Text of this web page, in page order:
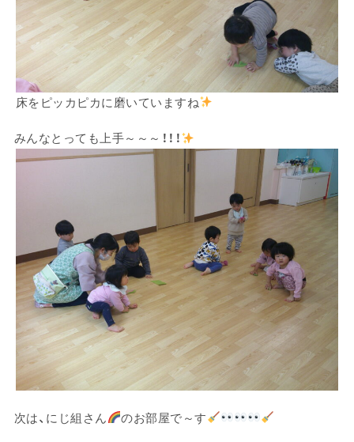
床をピッカピカに磨いていますね
みんなとっても上手～～～！！！
次は、にじ組さん のお部屋で～す